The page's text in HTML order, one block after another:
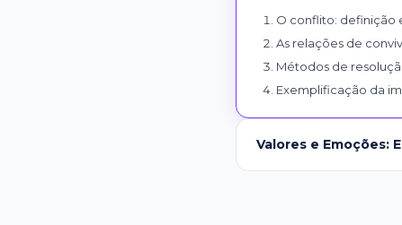
O conflito: definição
As relações de
Métodos de
Exemplificação da
Valores e Emoções: